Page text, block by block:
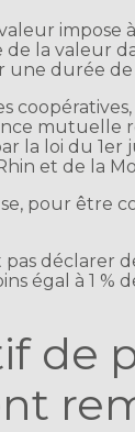
impose
la valeur
une durée de
la loi du
et de la
pour être
pas déclarer
égal à 1 %
de